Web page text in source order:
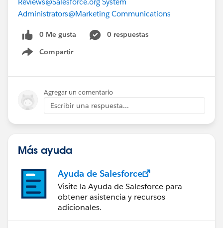
Administrators@Marketing Communications
0 Me gusta
0 respuestas
Compartir
Show menu
Agregar un comentario
Escribir una respuesta...
Más ayuda
Ayuda de Salesforce
Visite la Ayuda de Salesforce para
obtener asistencia y recursos
adicionales.